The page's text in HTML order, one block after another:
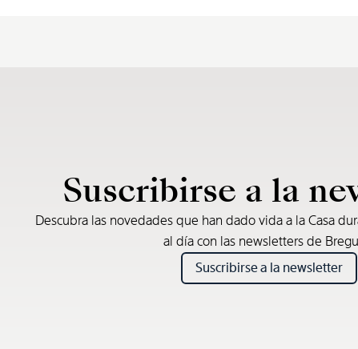
Suscribirse a la
Descubra las novedades que han dado vida a la Casa
al día con las newsletters de
Suscribirse a la newsletter